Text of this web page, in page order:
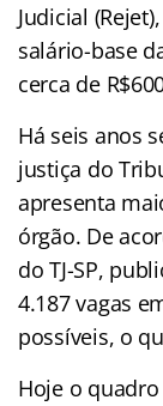
Judicial
salário-base
cerca de
Há seis anos
justiça do
apresenta
órgão. De
do TJ-SP,
4.187 vagas
possíveis, o
Hoje o